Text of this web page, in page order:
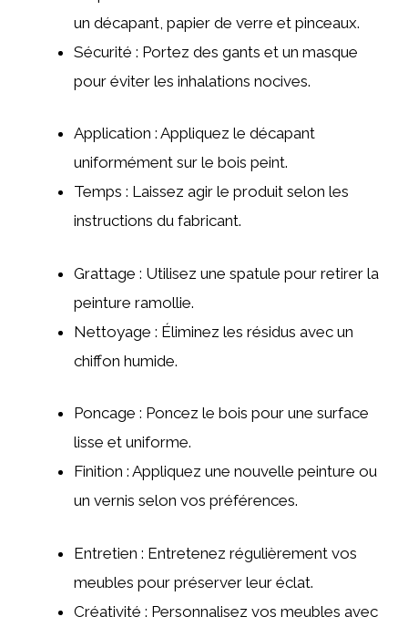
un décapant, papier de verre et pinceaux.
Sécurité : Portez des gants et un masque
pour éviter les inhalations nocives.
Application : Appliquez le décapant
uniformément sur le bois peint.
Temps : Laissez agir le produit selon les
instructions du fabricant.
Grattage : Utilisez une spatule pour retirer la
peinture ramollie.
Nettoyage : Éliminez les résidus avec un
chiffon humide.
Poncage : Poncez le bois pour une surface
lisse et uniforme.
Finition : Appliquez une nouvelle peinture ou
un vernis selon vos préférences.
Entretien : Entretenez régulièrement vos
meubles pour préserver leur éclat.
Créativité : Personnalisez vos meubles avec